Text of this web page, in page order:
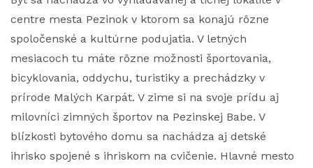
centre mesta Pezinok v ktorom sa konajú rôzne
spoločenské a kultúrne podujatia. V letných
mesiacoch tu máte rôzne možnosti športovania,
bicyklovania, oddychu, turistiky a prechádzky v
prírode Malých Karpát. V zime si na svoje prídu aj
milovníci zimných športov na Pezinskej Babe. V
blízkosti bytového domu sa nachádza aj detské
ihrisko spojené s ihriskom na cvičenie. Hlavné mesto